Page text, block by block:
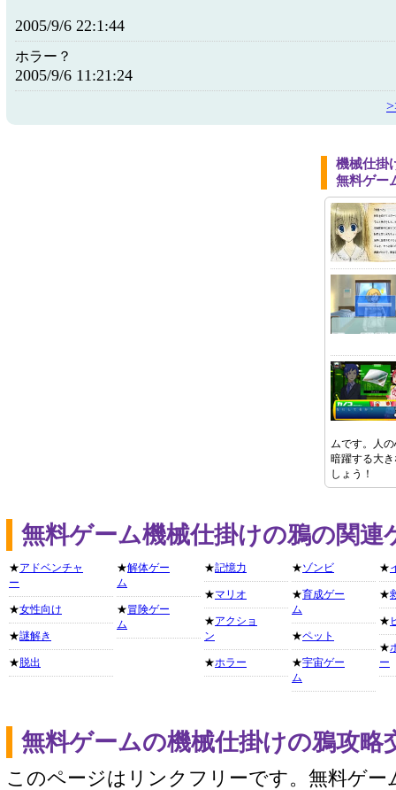
2005/9/6 22:1:44
ホラー？
2005/9/6 11:21:24
機械仕掛
無料ゲー
ムです。人
暗躍する大
しょう！
無料ゲーム機械仕掛けの鴉の関連
★アドベンチャ
ー
★女性向け
★謎解き
★ 脱出
★解体ゲー
ム
★冒険ゲー
ム
★記憶力
★マリオ
★アクショ
ン
★ホラー
★ゾンビ
★育成ゲー
ム
★ペット
★宇宙ゲー
ム
★
★
★
★
ー
無料ゲームの機械仕掛けの鴉攻略
このページはリンクフリーです。無料ゲー